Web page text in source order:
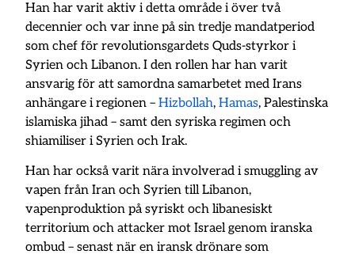
Han har varit aktiv i detta område i över två
decennier och var inne på sin tredje mandatperiod
som chef för revolutionsgardets Quds-styrkor i
Syrien och Libanon. I den rollen har han varit
ansvarig för att samordna samarbetet med Irans
anhängare i regionen –Hizbollah,Hamas, Palestinska
islamiska jihad – samt den syriska regimen och
shiamiliser i Syrien och Irak.
Han har också varit nära involverad i smuggling av
vapen från Iran och Syrien till Libanon,
vapenproduktion på syriskt och libanesiskt
territorium och attacker mot Israel genom iranska
ombud – senast när en iransk drönare som